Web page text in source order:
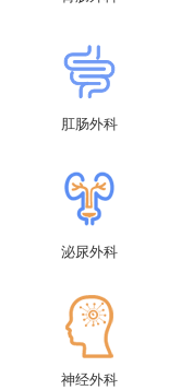
肛肠外科
泌尿外科
神经外科